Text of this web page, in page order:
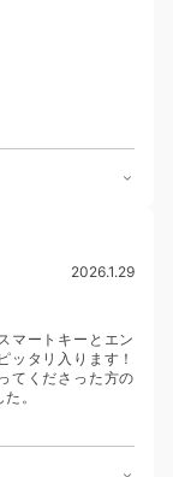
2026.1.29
マートキーとエン
ッタリ入ります！
てくださった方の
。